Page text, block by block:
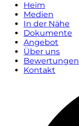
Heim
Medien
In der Nähe
Dokumente
Angebot
Über uns
Bewertungen
Kontakt